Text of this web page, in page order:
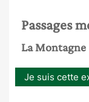
Passages
La Montagne
Je suis cette